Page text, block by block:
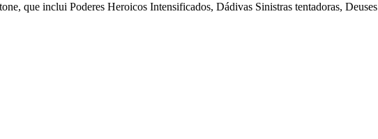
que inclui Poderes Heroicos Intensificados, Dádivas Sinistras tentadoras, Deuses